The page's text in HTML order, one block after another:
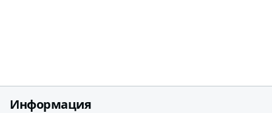
Информация